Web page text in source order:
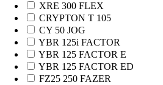
XRE 300 FLEX
CRYPTON T 105
CY 50 JOG
YBR 125i FACTOR
YBR 125 FACTOR E
YBR 125 FACTOR ED
FZ25 250 FAZER